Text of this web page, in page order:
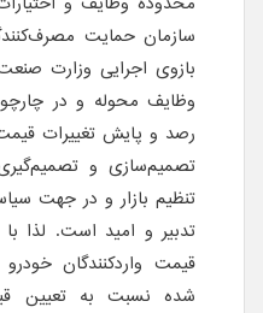
سازمان حمایت
بازوی اجرایی وزارت
وظایف محوله و در
رصد و پایش تغییرات قیمت
تصمیم‌سازی و
تنظیم بازار و در جهت
تدبیر و امید است. لذا
قیمت وارد‌کنندگان
شده نسبت به تعیین